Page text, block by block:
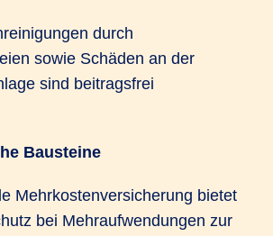
durch
sowie Schäden an der
sind beitragsfrei
Bausteine
Mehrkostenversicherung bietet
bei Mehraufwendungen zur